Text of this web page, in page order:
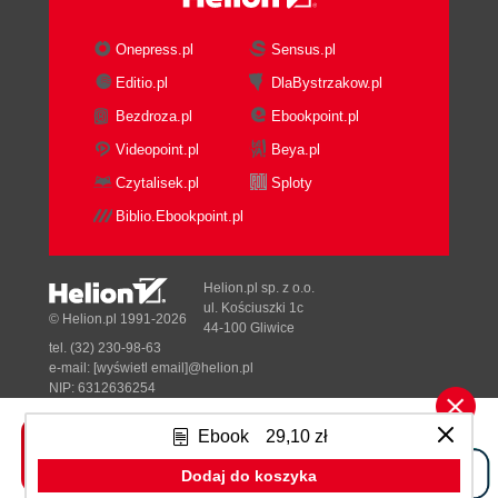
Implementacja animacji szkieletowej z paletą
Implementacja animacji szkieletowej ze
skinningiem wykonanym przy użyciu kwaternionu
dualnego (280)
Modelowanie tkanin z użyciem transformacyjnego
Implementacja wykrywania kolizji z tkaniną i
reagowania na nie (296)
Skorowidz (311)
Ebook 29,10 zł
Dodaj do koszyka
Onepress.pl
Sensus.pl
Editio.pl
DlaBystrzakow.pl
Bezdroza.pl
Ebookpoint.pl
Videopoint.pl
Beya.pl
Czytalisek.pl
Sploty
Biblio.Ebookpoint.pl
Tonik.pl
© Helion.pl 1991-2026
Helion.pl sp. z o.o.
ul. Kościuszki 1c
44-100 Gliwice
tel. (32) 230-98-63
e-mail: [wyświetl email]@helion.pl
NIP: 6312636254